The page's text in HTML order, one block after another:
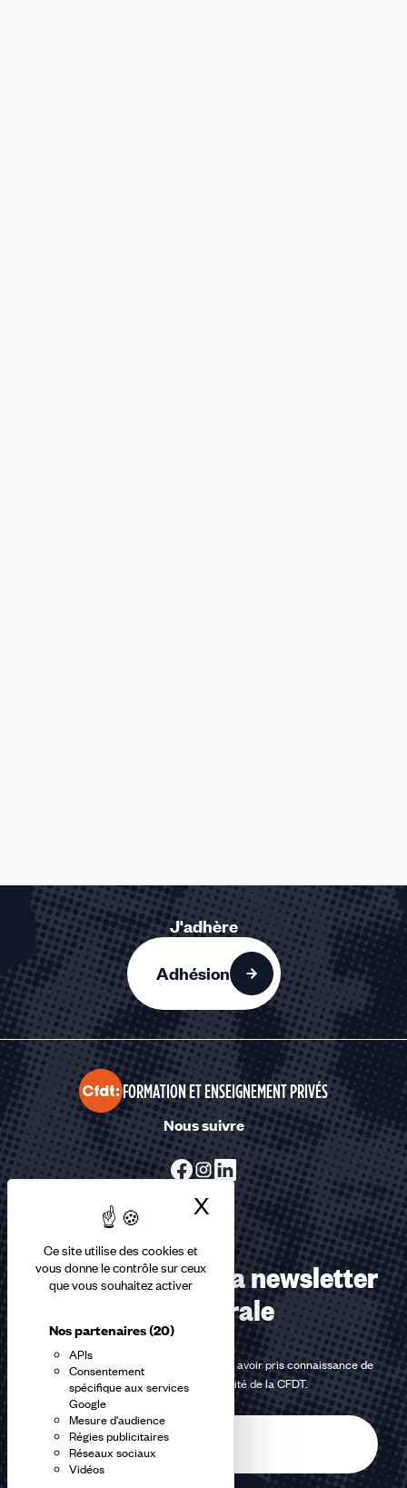
Ce site utilise des cookies et
vous donne le contrôle sur ceux
que vous souhaitez activer
Nos partenaires(20)
APIs
Consentement
spécifique aux services
Google
Mesure d'audience
Régies publicitaires
Réseaux sociaux
Vidéos
X Masquer le
J'adhère
Adhésion
FORMATION ET ENSEIGNEMENT PRIVÉS
Nous suivre
Abonnez-vous à la newsletter
confédérale
En m'inscrivant à la newsletter, j'affirme avoir pris connaissance de
lapolitique de confidentialité de la CFDT.